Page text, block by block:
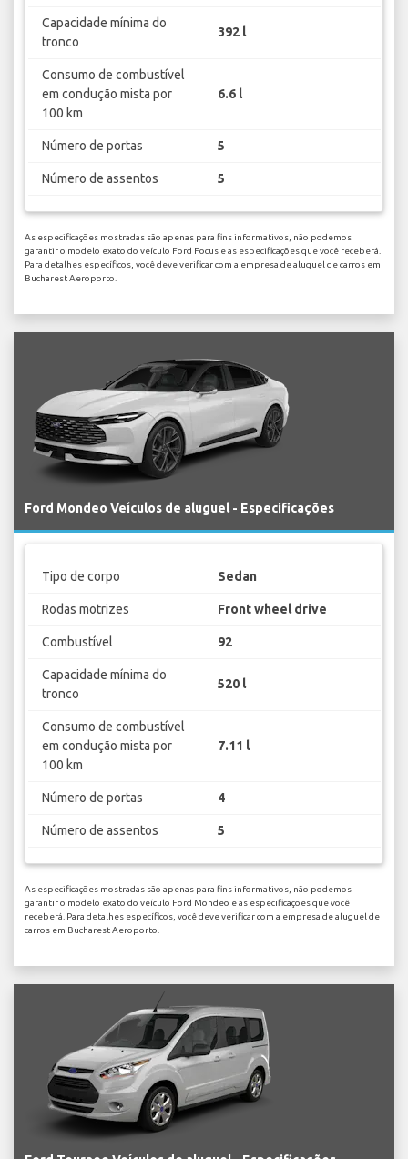
Capacidade mínima do
tronco
392 l
Consumo de combustível
em condução mista por
100 km
6.6 l
Número de portas 5
Número de assentos 5
As especificações mostradas são apenas para fins informativos, não podemos
garantir o modelo exato do veículo Ford Focus e as especificações que você receberá.
Para detalhes específicos, você deve verificar com a empresa de aluguel de carros em
Bucharest Aeroporto.
Ford Mondeo Veículos de aluguel - Especificações
Tipo de corpo Sedan
Rodas motrizes Front wheel drive
Combustível 92
Capacidade mínima do
tronco
520 l
Consumo de combustível
em condução mista por
100 km
7.11 l
Número de portas 4
Número de assentos 5
As especificações mostradas são apenas para fins informativos, não podemos
garantir o modelo exato do veículo Ford Mondeo e as especificações que você
receberá. Para detalhes específicos, você deve verificar com a empresa de aluguel de
carros em Bucharest Aeroporto.